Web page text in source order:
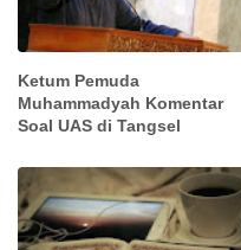
Ketum Pemuda
Muhammadyah Komentar
Soal UAS di Tangsel